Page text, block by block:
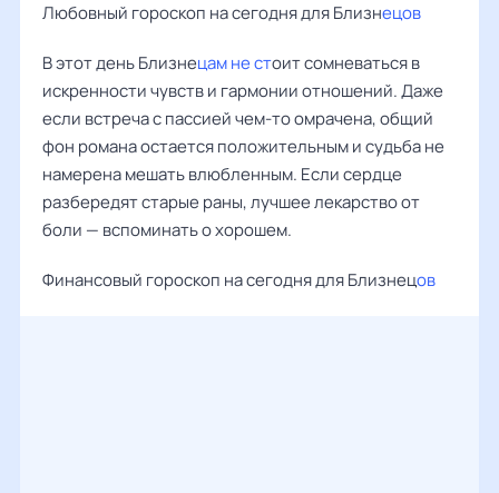
Любовный гороскоп на сегодня для Близнецов
В этот день Близнецам не стоит сомневаться в
искренности чувств и гармонии отношений. Даже
если встреча с пассией чем-то омрачена, общий
фон романа остается положительным и судьба не
намерена мешать влюбленным. Если сердце
разбередят старые раны, лучшее лекарство от
боли — вспоминать о хорошем.
Финансовый гороскоп на сегодня для Близнецов